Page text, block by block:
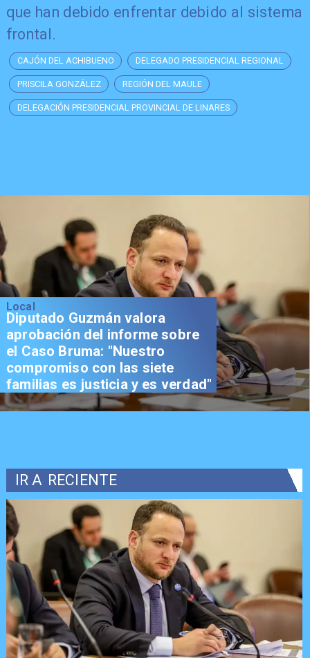
que han debido enfrentar debido al sistema
frontal.
CAJÓN DEL ACHIBUENO DELEGADO PRESIDENCIAL REGIONAL
PRISCILA GONZÁLEZ REGIÓN DEL MAULE
DELEGACIÓN PRESIDENCIAL PROVINCIAL DE LINARES
Local
Diputado Guzmán valora
aprobación del informe sobre
el Caso Bruma: "Nuestro
compromiso con las siete
familias es justicia y es verdad"
IR A RECIENTE